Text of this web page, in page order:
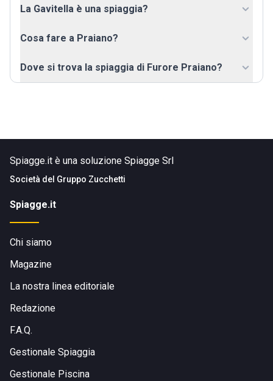
La Gavitella è una spiaggia?
Cosa fare a Praiano?
Dove si trova la spiaggia di Furore Praiano?
Spiagge.it è una soluzione Spiagge Srl
Società del Gruppo Zucchetti
Spiagge.it
Chi siamo
Magazine
La nostra linea editoriale
Redazione
F.A.Q.
Gestionale Spiaggia
Gestionale Piscina